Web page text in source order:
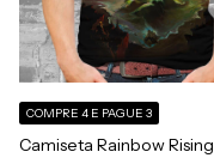
Camiseta Rainbow Rising
COMPRE 4 E PAGUE 3